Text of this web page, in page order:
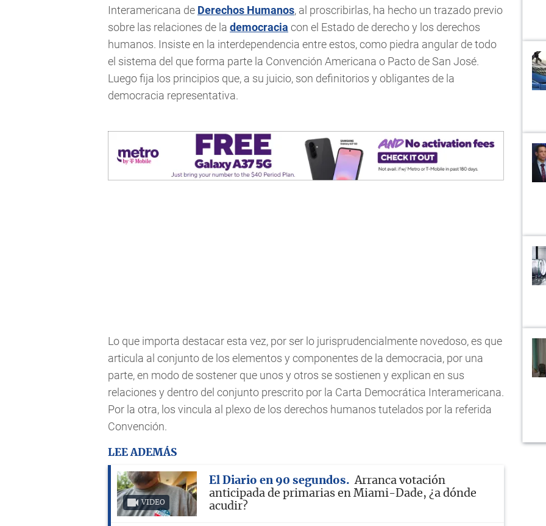
Interamericana de Derechos Humanos, al proscribirlas, ha hecho un trazado previo
sobre las relaciones de la democracia con el Estado de derecho y los derechos
humanos. Insiste en la interdependencia entre estos, como piedra angular de todo
el sistema del que forma parte la Convención Americana o Pacto de San José.
Luego fija los principios que, a su juicio, son definitorios y obligantes de la
democracia representativa.
Lo que importa destacar esta vez, por ser lo jurisprudencialmente novedoso, es que
articula al conjunto de los elementos y componentes de la democracia, por una
parte, en modo de sostener que unos y otros se sostienen y explican en sus
relaciones y dentro del conjunto prescrito por la Carta Democrática Interamericana.
Por la otra, los vincula al plexo de los derechos humanos tutelados por la referida
Convención.
LEE ADEMÁS
VIDEO
El Diario en 90 segundos
Arranca votación
anticipada de primarias en Miami-Dade, ¿a dónde
acudir?